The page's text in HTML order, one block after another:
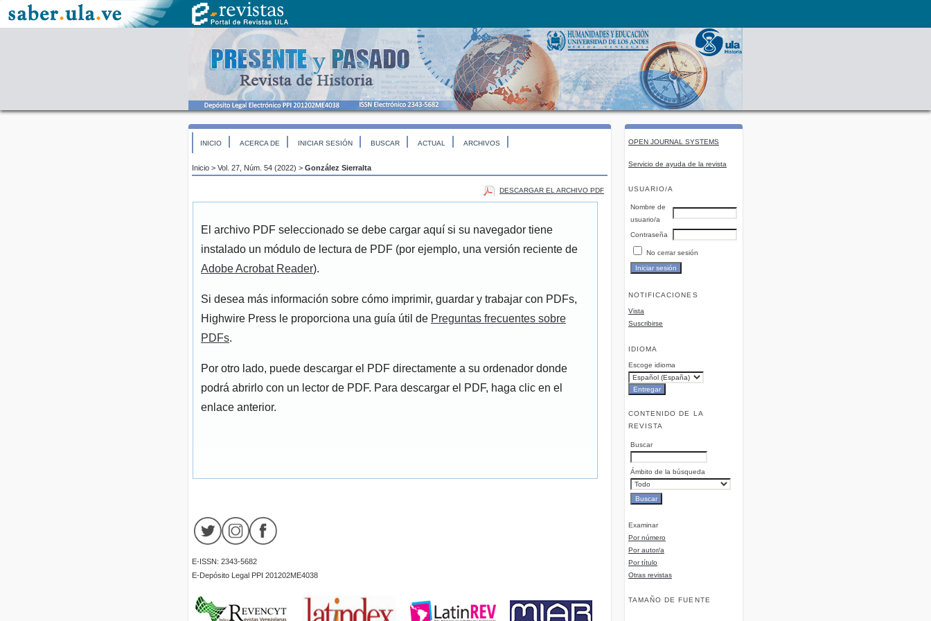
OPEN JOURNAL SYSTEMS
Servicio de ayuda de la revista
USUARIO/A
Nombre de
usuario/a
Contraseña
No cerrar sesión
NOTIFICACIONES
Vista
Suscribirse
IDIOMA
Escoge idioma
CONTENIDO DE LA
REVISTA
Buscar
Ámbito de la búsqueda
Examinar
Por número
Por autor/a
Por título
Otras revistas
TAMAÑO DE FUENTE
INICIO ACERCA DE INICIAR SESIÓN BUSCAR ACTUAL ARCHIVOS
Inicio > Vol. 27, Núm. 54 (2022) > González Sierralta
DESCARGAR EL ARCHIVO PDF
El archivo PDF seleccionado se debe cargar aquí si su navegador tiene
instalado un módulo de lectura de PDF (por ejemplo, una versión reciente de
Adobe Acrobat Reader).
Si desea más información sobre cómo imprimir, guardar y trabajar con PDFs,
Highwire Press le proporciona una guía útil de Preguntas frecuentes sobre
PDFs.
Por otro lado, puede descargar el PDF directamente a su ordenador donde
podrá abrirlo con un lector de PDF. Para descargar el PDF, haga clic en el
enlace anterior.
E-ISSN: 2343-5682
E-Depósito Legal PPI 201202ME4038